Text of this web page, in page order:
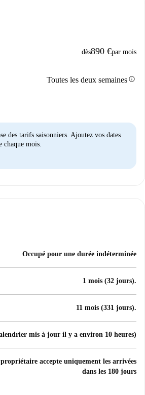
dès890 €par mois
Toutes les deux semainesinfo
des tarifs saisonniers. Ajoutez vos dates
mois.
Occupé pour une durée indéterminée
1 mois (32 jours).
11 mois (331 jours).
mis à jour il y a environ 10 heures)
accepte uniquement les arrivées
dans les 180 jours